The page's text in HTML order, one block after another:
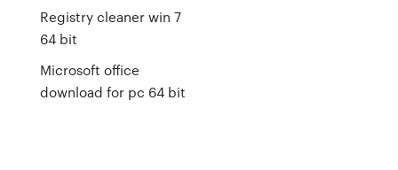
Registry cleaner win 7
64 bit
Microsoft office
download for pc 64 bit